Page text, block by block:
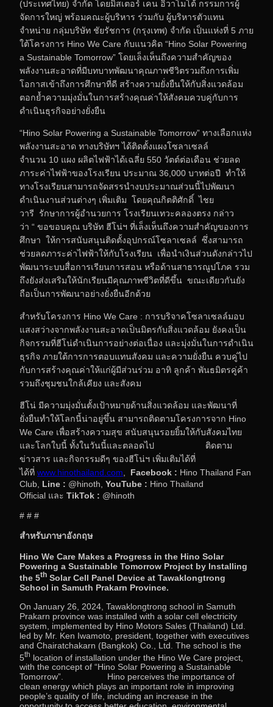
(ประเทศไทย) จำกัด โดยมิสเตอร์ เคน อิวาโมโต้ กรรมการผู้
จัดการใหญ่ พร้อมคณะผู้บริหาร ร่วมกับ ผู้บริหารตัวแทน
จำหน่าย กลุ่มบริษัท ชัยรัชการ (กรุงเทพ) จำกัด เป็นแห่งที่ 5 ภาย
ใต้โครงการ Hino We Care กับแนวคิด “Hino Solar Powering
a Sustainable Tomorrow” โดยเล็งเห็นถึงความสำคัญของ
พลังงานสะอาดที่มีบทบาทพัฒนาคุณภาพชีวิตรวมถึงการเพิ่ม
โอกาสเข้าถึงการศึกษาที่ดี สร้างความยั่งยืนให้กับสิ่งแวดล้อม
ตอกย้ำความมุ่งมั่นในการสร้างคุณค่าให้สังคมควบคู่กับการ
ดำเนินธุรกิจอย่างยั่งยืน
“Hino Solar Powering a Sustainable Tomorrow” ทางเลือกแห่ง
พลังงานสะอาด ทางบริษัทฯ ได้ติดตั้งแผงโซลาเซลล์
จำนวน 10 แผง ผลิตไฟฟ้าได้เฉลี่ย 550 วัตต์ต่อเดือน ช่วยลด
ภาระค่าไฟฟ้าของโรงเรียน ประมาณ 36,000 บาทต่อปี ทำให้
ทางโรงเรียนสามารถจัดสรรนำงบประมาณส่วนนี้ไปพัฒนา
ดำเนินงานส่วนต่างๆ เพิ่มเติม โดยคุณกิตติศักดิ์ ไชย
วารี รักษาการผู้อำนวยการ โรงเรียนเทวะคลองตรง กล่าว
ว่า “ ขอขอบคุณ บริษัท ฮีโน่ฯ ที่เล็งเห็นถึงความสำคัญของการ
ศึกษา ให้การสนับสนุนติดตั้งอุปกรณ์โซลาเซลล์ ซึ่งสามารถ
ช่วยลดภาระค่าไฟฟ้าให้กับโรงเรียน เพื่อนำเงินส่วนดังกล่าวไป
พัฒนาระบบสื่อการเรียนการสอน หรือด้านสาธารณูปโภค รวม
ถึงยังส่งเสริมให้นักเรียนมีคุณภาพชีวิตที่ดีขึ้น ขณะเดียวกันยัง
ถือเป็นการพัฒนาอย่างยั่งยืนอีกด้วย
สำหรับโครงการ Hino We Care : การบริจาคโซลาเซลล์มอบ
แสงสว่างจากพลังงานสะอาดเป็นมิตรกับสิ่งแวดล้อม ยังคงเป็น
กิจกรรมที่ฮีโน่ดำเนินการอย่างต่อเนื่อง และมุ่งมั่นในการดำเนิน
ธุรกิจ ภายใต้การการตอบแทนสังคม และความยั่งยืน ควบคู่ไป
กับการสร้างคุณค่าให้แก่ผู้มีส่วนร่วม อาทิ ลูกค้า พันธมิตรคู่ค้า
รวมถึงชุมชนใกล้เคียง และสังคม
ฮีโน่ มีความมุ่งมั่นตั้งเป้าหมายด้านสิ่งแวดล้อม และพัฒนาที่
ยั่งยืนทำให้โลกนี้น่าอยู่ขึ้น สามารถติดตามโครงการจาก Hino
We Care เพื่อสร้างความสุข สนับสนุนรอยยิ้มให้กับสังคมไทย
และโลกใบนี้ ทั้งในวันนี้และตลอดไป ติดตาม
ข่าวสาร และกิจกรรมดีๆ ของฮีโน่ฯ เพิ่มเติมได้ที่
ได้ที่ www.hinothailand.com Facebook : Hino Thailand Fan
Club, Line : @hinoth, YouTube : Hino Thailand
Official และ TikTok : @hinoth
# # #
สำหรับภาษาอังกฤษ
Hino We Care Makes a Progress in the Hino Solar
Powering a Sustainable Tomorrow Project by Installing
the 5th Solar Cell Panel Device at Tawaklongtrong
School in Samuth Prakarn Province.
On January 26, 2024, Tawaklongtrong school in Samuth
Prakarn province was installed with a solar cell electricity
system, implemented by Hino Motors Sales (Thailand) Ltd.
led by Mr. Ken Iwamoto, president, together with executives
and Chairatchakarn (Bangkok) Co., Ltd. The school is the
5th location of installation under the Hino We Care project,
with the concept of “Hino Solar Powering a Sustainable
Tomorrow”. Hino perceives the importance of
clean energy which plays an important role in improving
people’s quality of life, including an increase in the